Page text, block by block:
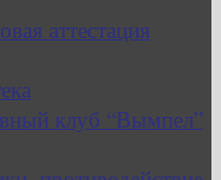
аттестация
клуб “Вымпел”